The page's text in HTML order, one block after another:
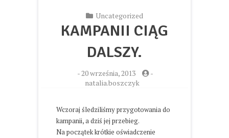
Uncategorized
KAMPANII CIĄG
DALSZY.
-20 września, 2013
-
natalia.boszczyk
Wczoraj śledziliśmy przygotowania do
kampanii, a dziś jej przebieg.
Na początek krótkie oświadczenie